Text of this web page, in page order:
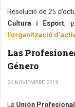
Resolució de 25
Cultura i Esport,
l’organització
Las
Género
26 NOVIEMBRE 2019
La Unión Profesional